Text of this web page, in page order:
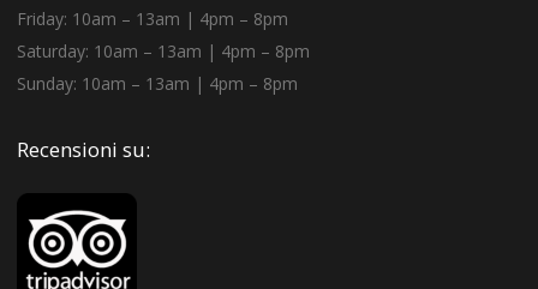
Friday: 10am – 13am | 4pm – 8pm
Saturday: 10am – 13am | 4pm – 8pm
Sunday: 10am – 13am | 4pm – 8pm
Recensioni su: